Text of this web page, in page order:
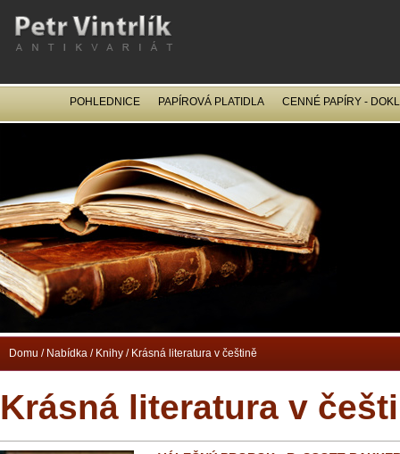
Krásná literatura v
POHLEDNICE PAPÍROVÁ PLATIDLA CENNÉ PAPÍRY -
Domu / Nabídka / Knihy / Krásná literatura v češtině